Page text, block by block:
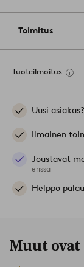
Toimitus
Tuoteilmoitus
Uusi
Ilmainen
Joustavat
erissä
Helppo
Muut